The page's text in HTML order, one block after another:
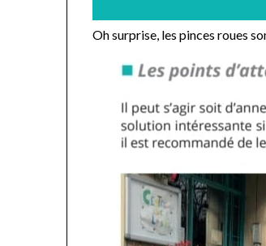
Oh surprise, les pinces roues